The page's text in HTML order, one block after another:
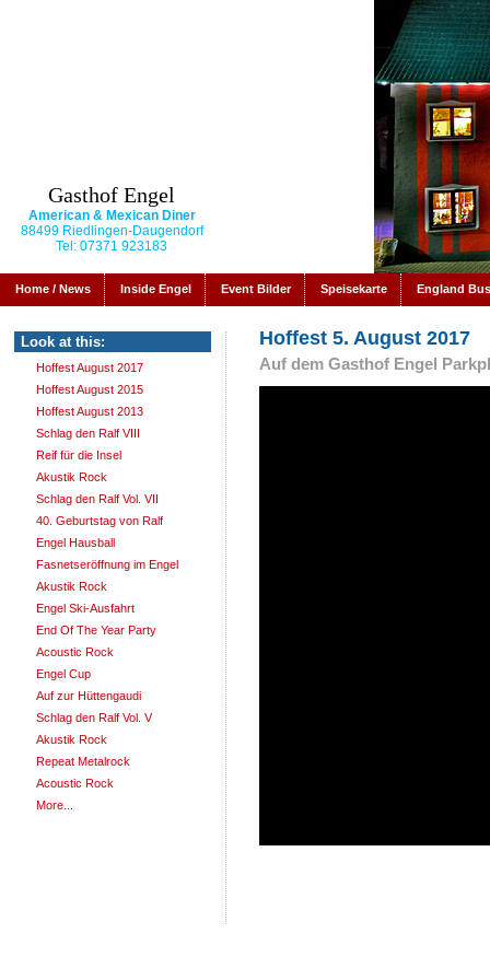
Gasthof Engel
American & Mexican Diner
88499 Riedlingen-Daugendorf
Tel: 07371 923183
Home / News Inside Engel Event Bilder Speisekarte England Bus
Look at this:
Hoffest August 2017
Hoffest August 2015
Hoffest August 2013
Schlag den Ralf VIII
Reif für die Insel
Akustik Rock
Schlag den Ralf Vol. VII
40. Geburtstag von Ralf
Engel Hausball
Fasnetseröffnung im Engel
Akustik Rock
Engel Ski-Ausfahrt
End Of The Year Party
Acoustic Rock
Engel Cup
Auf zur Hüttengaudi
Schlag den Ralf Vol. V
Akustik Rock
Repeat Metalrock
Acoustic Rock
More...
Hoffest 5. August 2017
Auf dem Gasthof Engel